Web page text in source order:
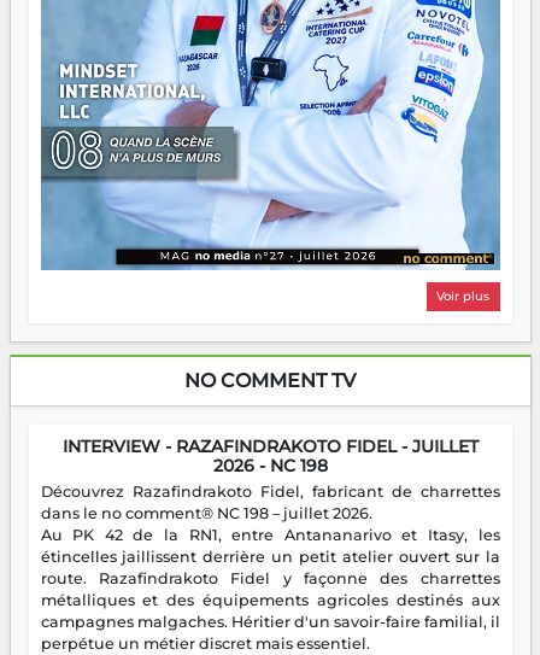
Voir plus
NO COMMENT TV
INTERVIEW - RAZAFINDRAKOTO FIDEL - JUILLET
2026 - NC 198
Découvrez Razafindrakoto Fidel, fabricant de charrettes
dans le no comment® NC 198 – juillet 2026.
Au PK 42 de la RN1, entre Antananarivo et Itasy, les
étincelles jaillissent derrière un petit atelier ouvert sur la
route. Razafindrakoto Fidel y façonne des charrettes
métalliques et des équipements agricoles destinés aux
campagnes malgaches. Héritier d'un savoir-faire familial, il
perpétue un métier discret mais essentiel.